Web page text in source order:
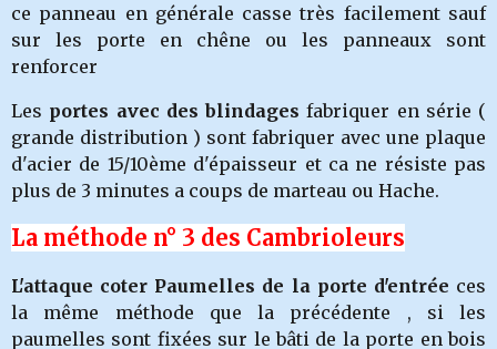
ce panneau en générale casse très facilement sauf
sur les porte en chêne ou les panneaux sont
renforcer
Les portes avec des blindages fabriquer en série (
grande distribution ) sont fabriquer avec une plaque
d'acier de 15/10ème d'épaisseur et ca ne résiste pas
plus de 3 minutes a coups de marteau ou Hache.
La méthode n° 3 des Cambrioleurs
L'attaque coter Paumelles de la porte d'entrée ces
la même méthode que la précédente , si les
paumelles sont fixées sur le bâti de la porte en bois